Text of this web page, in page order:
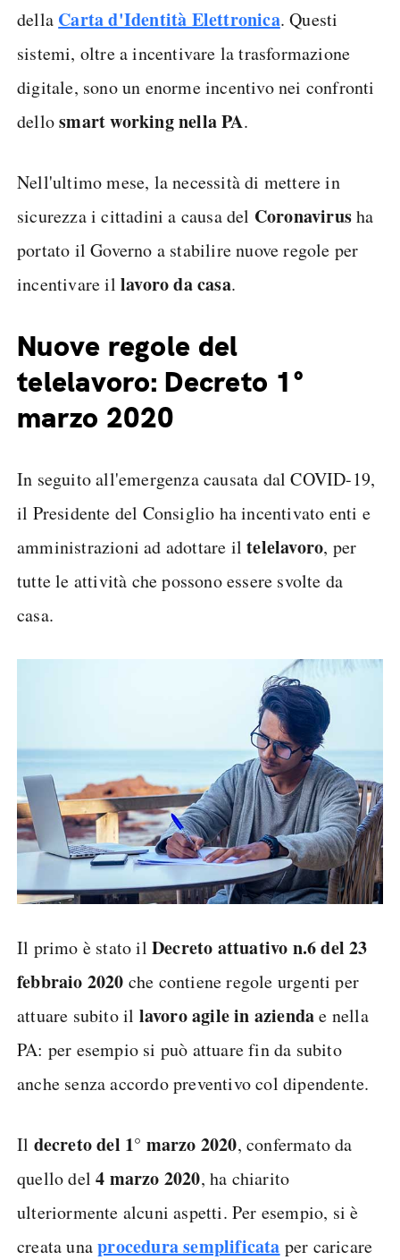
della Carta d'Identità Elettronica. Questi
sistemi, oltre a incentivare la trasformazione
digitale, sono un enorme incentivo nei confronti
dellosmart working nella PA.
Nell'ultimo mese, la necessità di mettere in
sicurezza i cittadini a causa del Coronavirusha
portato il Governo a stabilire nuove regole per
incentivare il lavoro da casa.
Nuove regole del
telelavoro: Decreto 1°
marzo 2020
In seguito all'emergenza causata dal COVID-19,
il Presidente del Consiglio ha incentivato enti e
amministrazioni ad adottare iltelelavoro, per
tutte le attività che possono essere svolte da
casa.
Il primo è stato il Decreto attuativo n.6 del 23
febbraio 2020 che contiene regole urgenti per
attuare subito il lavoro agile in aziendae nella
PA: per esempio si può attuare fin da subito
anche senza accordo preventivo col dipendente.
Il decreto del 1° marzo 2020, confermato da
quello del4 marzo 2020, ha chiarito
ulteriormente alcuni aspetti. Per esempio, si è
creata unaprocedura semplificata per caricare